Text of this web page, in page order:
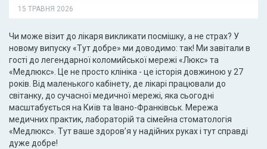
15 ТРАВНЯ 2026
Чи може візит до лікаря викликати посмішку, а не страх? У
новому випуску «Тут добре» ми доводимо: так! Ми завітали в
гості до легендарної коломийської мережі «Люкс» та
«Медлюкс». Це не просто клініка - це історія довжиною у 27
років. Від маленького кабінету, де лікарі працювали до
світанку, до сучасної медичної мережі, яка сьогодні
масштабується на Київ та Івано-Франківськ. Мережа
медичних практик, лабораторій та сімейна стоматологія
«Медлюкс». Тут ваше здоров’я у надійних руках і тут справді
дуже добре!